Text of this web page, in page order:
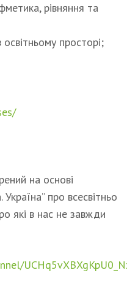
рівняння та
просторі;
на основі
про всесвітньо
які в нас не завжди